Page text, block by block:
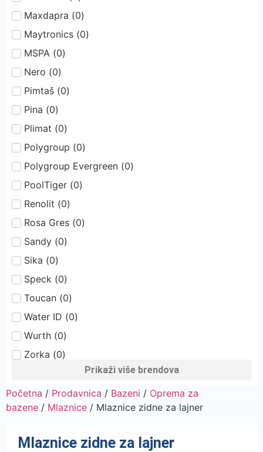
Maxdapra (0)
Maytronics (0)
MSPA (0)
Nero (0)
Pimtaš (0)
Pina (0)
Plimat (0)
Polygroup (0)
Polygroup Evergreen (0)
PoolTiger (0)
Renolit (0)
Rosa Gres (0)
Sandy (0)
Sika (0)
Speck (0)
Toucan (0)
Water ID (0)
Wurth (0)
Zorka (0)
Prikaži više brendova
Početna / Prodavnica / Bazeni / Oprema za
bazene / Mlaznice / Mlaznice zidne za lajner
Mlaznice zidne za lajner